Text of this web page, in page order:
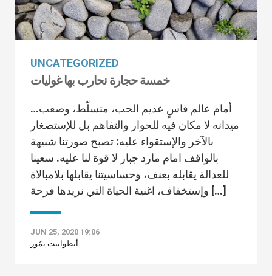
UNCATEGORIZED
خمسة حجارة نحارب بها غوليات
أمام عالم قاسٍ عديم الحب، متسلّط، وصعب…
ميدانه لا مكان فيه للحوار والتفاهم بل للإستصغار
بالآخر والإستقواء عليه: تصبح صورتنا شبيهة
بالواقف امام مارد جبار لا قوة لنا عليه. سعينا
للعدالة يقابله بعنف، وحساسيتنا يقابلها بلامبالاة
وإستخفاف، اغنية الحياة التي نريدها فرحة […]
JUN 25, 2020 19:06
أنطوانيت نمّور